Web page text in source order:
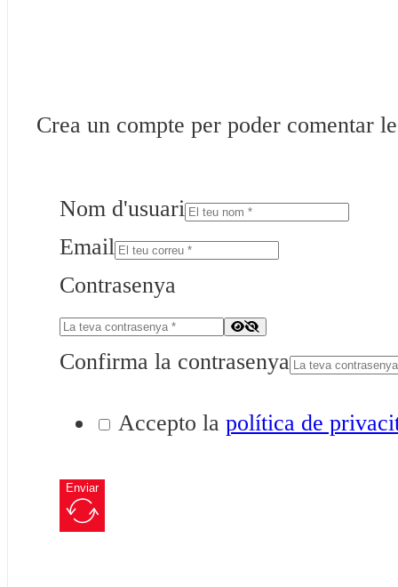
Crea un compte per poder comentar
Nom d'usuari
Email
Contrasenya
Confirma la contrasenya
Accepto la política de
Enviar